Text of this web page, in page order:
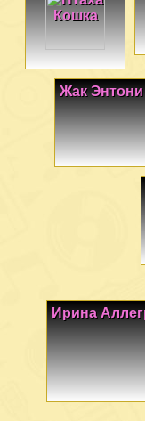
Жак Энтони
Ирина